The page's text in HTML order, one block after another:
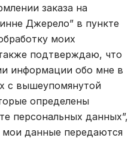
заказа на
Джерело” в пункте
моих
подтверждаю, что
информации обо мне в
с вышеупомянутой
определены
персональных данных”,
данные передаются